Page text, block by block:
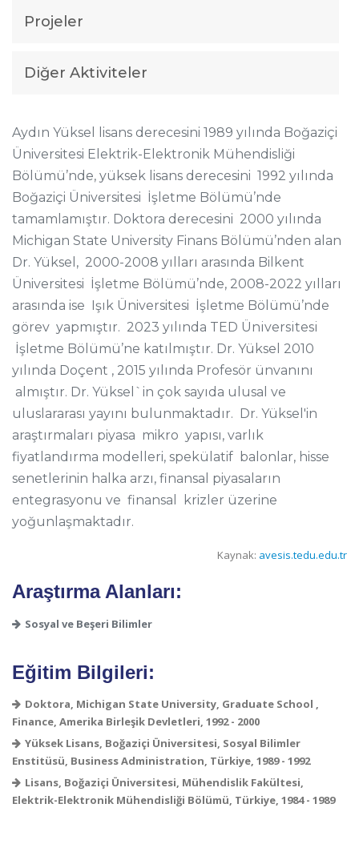
Projeler
Diğer Aktiviteler
Aydın Yüksel lisans derecesini 1989 yılında Boğaziçi
Üniversitesi Elektrik-Elektronik Mühendisliği
Bölümü’nde, yüksek lisans derecesini 1992 yılında
Boğaziçi Üniversitesi İşletme Bölümü’nde
tamamlamıştır. Doktora derecesini 2000 yılında
Michigan State University Finans Bölümü’nden alan
Dr. Yüksel, 2000-2008 yılları arasında Bilkent
Üniversitesi İşletme Bölümü’nde, 2008-2022 yılları
arasında ise Işık Üniversitesi İşletme Bölümü’nde
görev yapmıştır. 2023 yılında TED Üniversitesi
İşletme Bölümü’ne katılmıştır. Dr. Yüksel 2010
yılında Doçent , 2015 yılında Profesör ünvanını
almıştır. Dr. Yüksel`in çok sayıda ulusal ve
uluslararası yayını bulunmaktadır. Dr. Yüksel'in
araştırmaları piyasa mikro yapısı, varlık
fiyatlandırma modelleri, spekülatif balonlar, hisse
senetlerinin halka arzı, finansal piyasaların
entegrasyonu ve finansal
krizler üzerine
yoğunlaşmaktadır.